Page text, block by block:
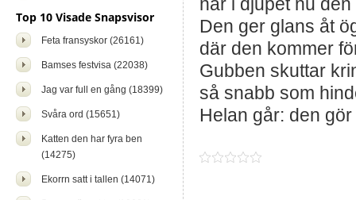
Top 10 Visade Snapsvisor
Feta fransyskor (26161)
Bamses festvisa (22038)
Jag var full en gång (18399)
Svåra ord (15651)
Katten den har fyra ben
(14275)
Ekorrn satt i tallen (14071)
Den ger glans åt
där den kommer
Gubben skuttar
så snabb som
Helan går: den